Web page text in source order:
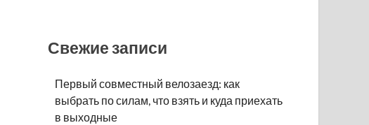
Свежие записи
Первый совместный велозаезд: как
выбрать по силам, что взять и куда приехать
в выходные